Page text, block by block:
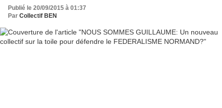
Publié le 20/09/2015 à 01:37
Par Collectif BEN